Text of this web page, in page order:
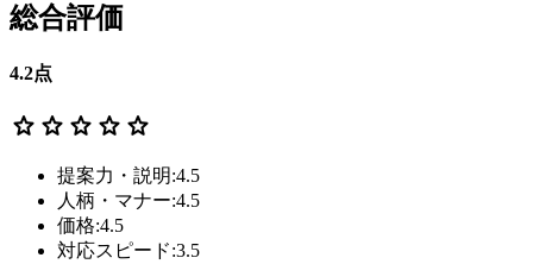
総合評価
4.2点
star star star star star
提案力・説明:4.5
人柄・マナー:4.5
価格:4.5
対応スピード:3.5